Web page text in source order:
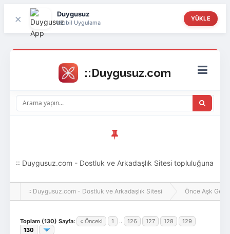
× Duygusuz
Mobil Uygulama
YÜKLE
:: Duygusuz.com - Dostluk ve Arkadaşlık Sitesi topluluğuna
hoş geldin ziyaretçi! Aramıza katılmak istersen kayıt
:: Duygusuz.com - Dostluk ve Arkadaşlık Sitesi Önce Aşk Gelir
Toplam (130) Sayfa: « Önceki 1 .. 126 127 128
129
130